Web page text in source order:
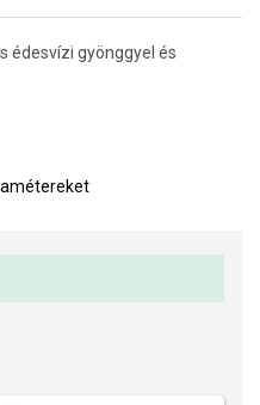
édesvízi gyönggyel és